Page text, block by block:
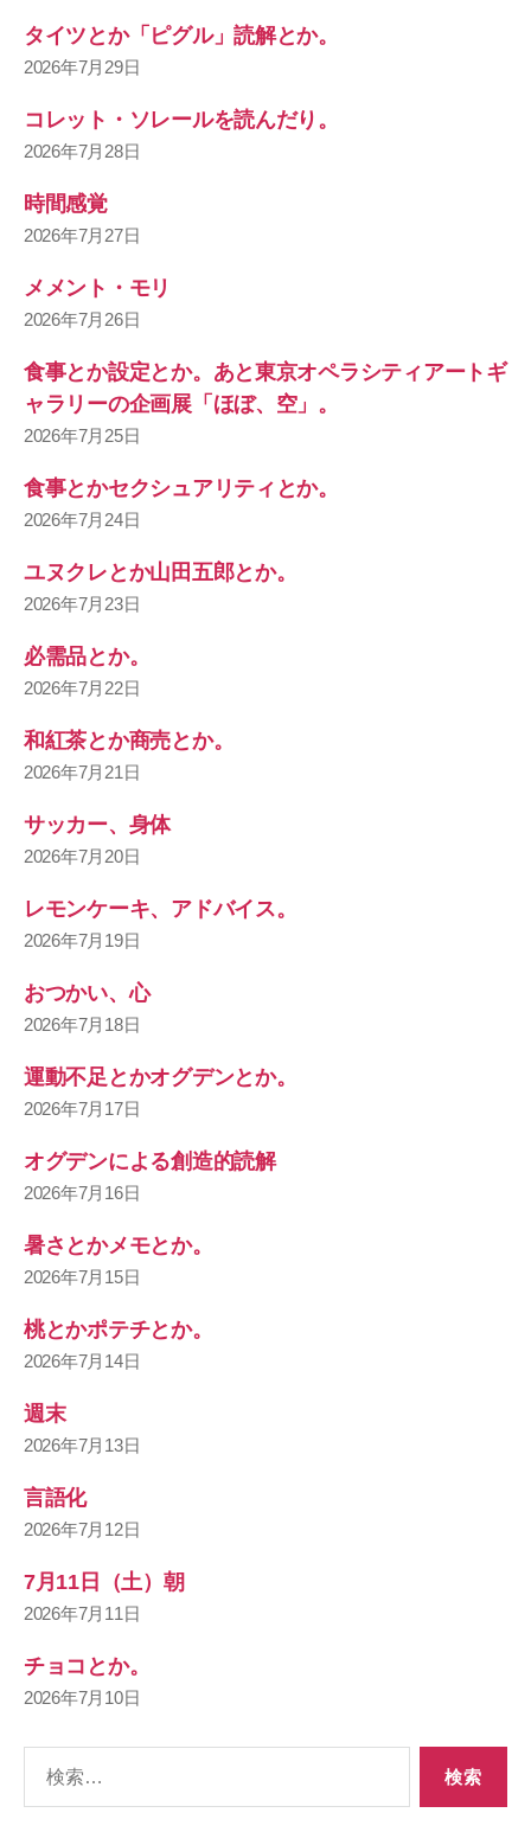
タイツとか「ピグル」読解とか。
2026年7月29日
コレット・ソレールを読んだり。
2026年7月28日
時間感覚
2026年7月27日
メメント・モリ
2026年7月26日
食事とか設定とか。あと東京オペラシティアートギ
ャラリーの企画展「ほぼ、空」。
2026年7月25日
食事とかセクシュアリティとか。
2026年7月24日
ユヌクレとか山田五郎とか。
2026年7月23日
必需品とか。
2026年7月22日
和紅茶とか商売とか。
2026年7月21日
サッカー、身体
2026年7月20日
レモンケーキ、アドバイス。
2026年7月19日
おつかい、心
2026年7月18日
運動不足とかオグデンとか。
2026年7月17日
オグデンによる創造的読解
2026年7月16日
暑さとかメモとか。
2026年7月15日
桃とかポテチとか。
2026年7月14日
週末
2026年7月13日
言語化
2026年7月12日
7月11日（土）朝
2026年7月11日
チョコとか。
2026年7月10日